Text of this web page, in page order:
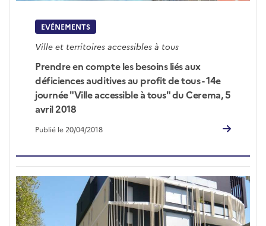
EVÉNEMENTS
Ville et territoires accessibles à tous
Prendre en compte les besoins liés aux
déficiences auditives au profit de tous - 14e
journée "Ville accessible à tous" du Cerema, 5
avril 2018
Publié le 20/04/2018